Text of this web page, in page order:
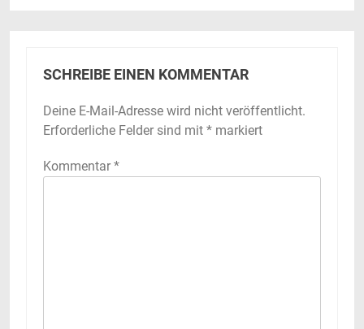
SCHREIBE EINEN KOMMENTAR
Deine E-Mail-Adresse wird nicht veröffentlicht.
Erforderliche Felder sind mit * markiert
Kommentar *